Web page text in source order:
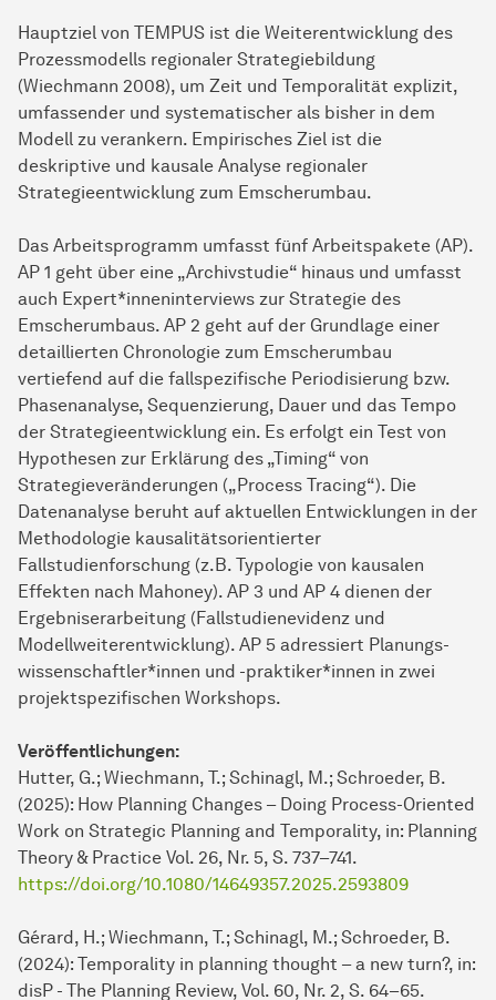
Hauptziel von TEMPUS ist die Weiterentwicklung des
Prozessmodells regionaler Strategiebildung
(Wiechmann 2008), um Zeit und Temporalität explizit,
umfassender und systematischer als bisher in dem
Modell zu verankern. Empirisches Ziel ist die
deskriptive und kausale Analyse regionaler
Strategieentwicklung zum Emscherumbau.
Das Arbeitsprogramm umfasst fünf Arbeitspakete (AP).
AP 1 geht über eine „Archivstudie“ hinaus und umfasst
auch Expert*inneninterviews zur Strategie des
Emscherumbaus. AP 2 geht auf der Grundlage einer
detaillierten Chronologie zum Emscherumbau
vertiefend auf die fallspezifische Periodisierung bzw.
Phasenanalyse, Sequenzierung, Dauer und das Tempo
der Strategieentwicklung ein. Es erfolgt ein Test von
Hypothesen zur Erklärung des „Timing“ von
Strategieveränderungen („Process Tracing“). Die
Datenanalyse beruht auf aktuellen Entwicklungen in der
Methodologie kausalitätsorientierter
Fallstudienforschung (z.B. Typologie von kausalen
Effekten nach Mahoney). AP 3 und AP 4 dienen der
Ergebniserarbeitung (Fallstudienevidenz und
Modellweiterentwicklung). AP 5 adressiert Planungs­
wissenschaftler*innen und -praktiker*innen in zwei
projektspezifischen Workshops.
Veröffentlichungen:
Hutter, G.; Wiechmann, T.; Schinagl, M.; Schroeder, B.
(2025): How Planning Changes – Doing Process-Oriented
Work on Strategic Planning and Temporality, in: Planning
Theory & Practice Vol. 26, Nr. 5, S. 737–741.
https://doi.org/10.1080/14649357.2025.2593809
Gérard, H.; Wiechmann, T.; Schinagl, M.; Schroeder, B.
(2024): Temporality in planning thought – a new turn?, in:
disP - The Planning Review, Vol. 60, Nr. 2, S. 64–65.